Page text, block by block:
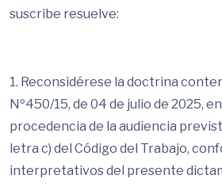
suscribe resuelve:
1. Reconsidérese la doctrina
Nº450/15, de 04 de julio de 2025,
procedencia de la audiencia
letra c) del Código del Trabajo,
interpretativos del presente